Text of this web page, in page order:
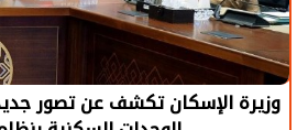
الرئيس السيسي: توقف